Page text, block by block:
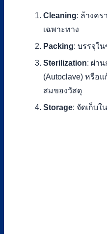
Cleaning: ล้างคร
เฉพาะทาง
Packing: บรรจุใน
Sterilization: ผ่า
(Autoclave) หรือ
สมของวัสดุ
Storage: จัดเก็บ